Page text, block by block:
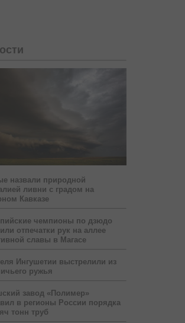
назвали природной
ливни с градом на
Кавказе
чемпионы по дзюдо
отпечатки рук на аллее
славы в Магасе
Ингушетии выстрелили из
ружья
завод «Полимер»
в регионы России порядка
тонн труб